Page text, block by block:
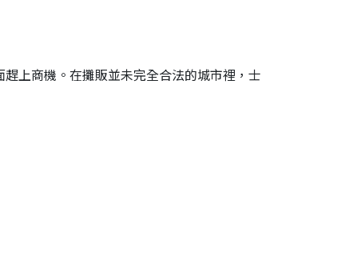
上商機。在攤販並未完全合法的城市裡，士